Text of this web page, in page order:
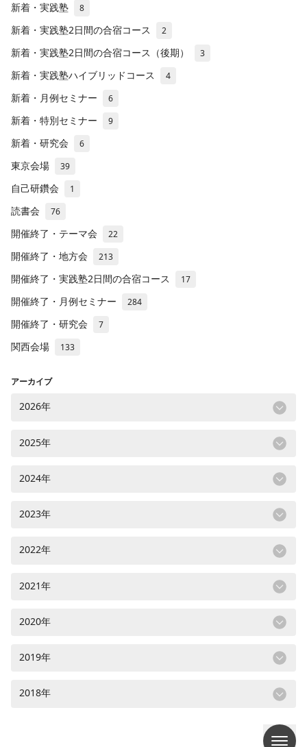
新着・実践塾 8
新着・実践塾2日間の合宿コース 2
新着・実践塾2日間の合宿コース（後期） 3
新着・実践塾ハイブリッドコース 4
新着・月例セミナー 6
新着・特別セミナー 9
新着・研究会 6
東京会場 39
自己研鑽会 1
読書会 76
開催終了・テーマ会 22
開催終了・地方会 213
開催終了・実践塾2日間の合宿コース 17
開催終了・月例セミナー 284
開催終了・研究会 7
関西会場 133
アーカイブ
2026年
2025年
2024年
2023年
2022年
2021年
2020年
2019年
2018年